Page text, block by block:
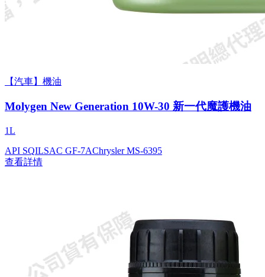
【汽車】機油
Molygen New Gener­a­tion 10W-30 新一代魔護機油
1L
API SQILSAC GF-7AChrysler MS-6395
查看詳情